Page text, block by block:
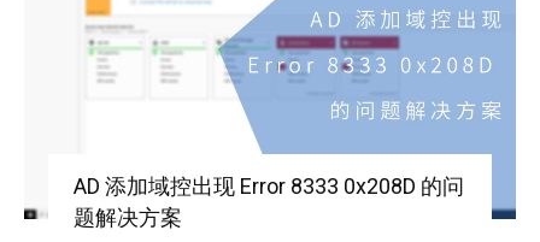
AD 添加域控出现 Error 8333 0x208D 的问
题解决方案